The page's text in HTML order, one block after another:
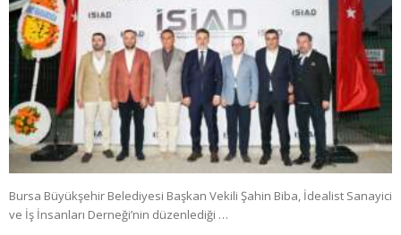
Bursa Büyükşehir Belediyesi Başkan Vekili Şahin Biba, İdealist Sanayici
ve İş İnsanları Derneği’nin düzenlediği …